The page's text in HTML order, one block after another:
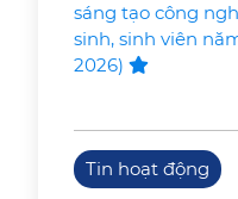
sáng tạo công
sinh, sinh viên
2026)
Tin hoạt động